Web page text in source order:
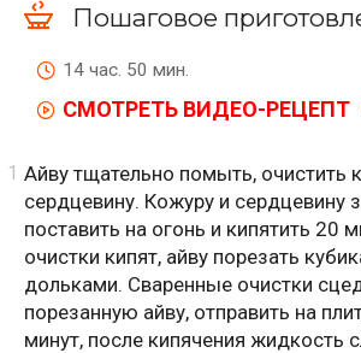
Пошаговое
14 час. 50 мин.
СМОТРЕТЬ ВИДЕО-РЕЦЕПТ
Айву тщательно помыть, очистить
сердцевину. Кожуру и сердцевину
поставить на огонь и кипятить 20
очистки кипят, айву порезать
дольками. Сваренные очистки
порезанную айву, отправить на
минут, после кипячения жидкость